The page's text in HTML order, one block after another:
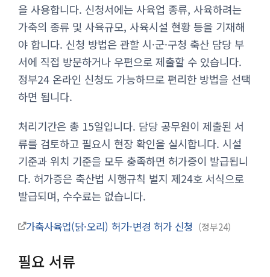
을 사용합니다. 신청서에는 사육업 종류, 사육하려는
가축의 종류 및 사육규모, 사육시설 현황 등을 기재해
야 합니다. 신청 방법은 관할 시·군·구청 축산 담당 부
서에 직접 방문하거나 우편으로 제출할 수 있습니다.
정부24 온라인 신청도 가능하므로 편리한 방법을 선택
하면 됩니다.
처리기간은 총 15일입니다. 담당 공무원이 제출된 서
류를 검토하고 필요시 현장 확인을 실시합니다. 시설
기준과 위치 기준을 모두 충족하면 허가증이 발급됩니
다. 허가증은 축산법 시행규칙 별지 제24호 서식으로
발급되며, 수수료는 없습니다.
가축사육업(닭·오리) 허가·변경 허가 신청 정부24
필요 서류